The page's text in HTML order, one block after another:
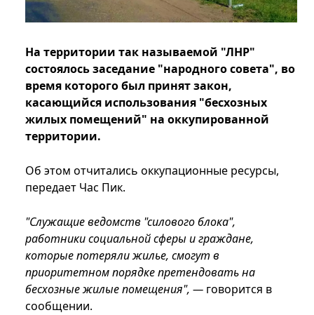
На территории так называемой "ЛНР"
состоялось заседание "народного совета", во
время которого был принят закон,
касающийся использования "бесхозных
жилых помещений" на оккупированной
территории.
Об этом отчитались оккупационные ресурсы,
передает Час Пик.
"Служащие ведомств "силового блока",
работники социальной сферы и граждане,
которые потеряли жилье, смогут в
приоритетном порядке претендовать на
бесхозные жилые помещения", — говорится в
сообщении.